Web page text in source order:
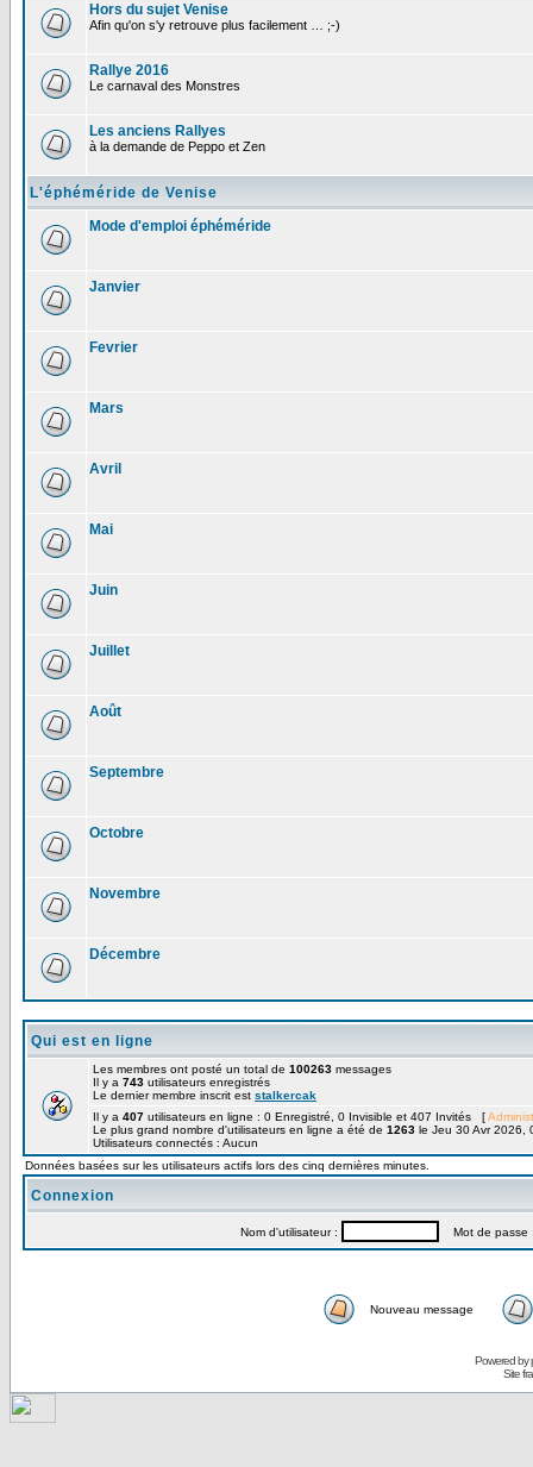
Hors du sujet Venise
Afin qu'on s'y retrouve plus facilement … ;-)
Rallye 2016
Le carnaval des Monstres
Les anciens Rallyes
à la demande de Peppo et Zen
L'éphéméride de Venise
Mode d'emploi éphéméride
Janvier
Fevrier
Mars
Avril
Mai
Juin
Juillet
Août
Septembre
Octobre
Novembre
Décembre
Qui est en ligne
Les membres ont posté un total de 100263 messages
Il y a 743 utilisateurs enregistrés
Le dernier membre inscrit est stalkercak
Il y a 407 utilisateurs en ligne : 0 Enregistré, 0 Invisible et 407 Invités [
Le plus grand nombre d'utilisateurs en ligne a été de 1263 le Jeu 30 Avr 2026,
Utilisateurs connectés : Aucun
Données basées sur les utilisateurs actifs lors des cinq dernières minutes.
Connexion
Nom d'utilisateur : Mot de passe
Nouveau message
Powered by
Site